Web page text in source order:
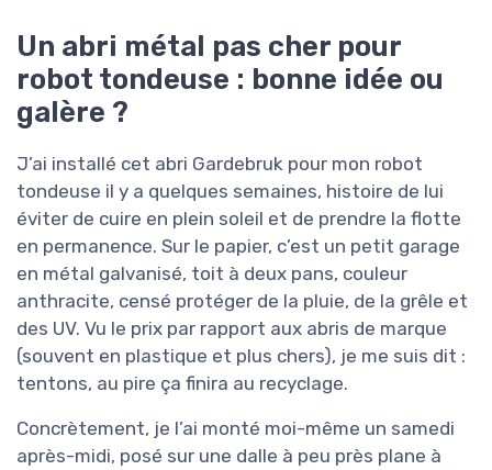
Un abri métal pas cher pour
robot tondeuse : bonne idée ou
galère ?
J’ai installé cet abri Gardebruk pour mon robot
tondeuse il y a quelques semaines, histoire de lui
éviter de cuire en plein soleil et de prendre la flotte
en permanence. Sur le papier, c’est un petit garage
en métal galvanisé, toit à deux pans, couleur
anthracite, censé protéger de la pluie, de la grêle et
des UV. Vu le prix par rapport aux abris de marque
(souvent en plastique et plus chers), je me suis dit :
tentons, au pire ça finira au recyclage.
Concrètement, je l’ai monté moi-même un samedi
après-midi, posé sur une dalle à peu près plane à